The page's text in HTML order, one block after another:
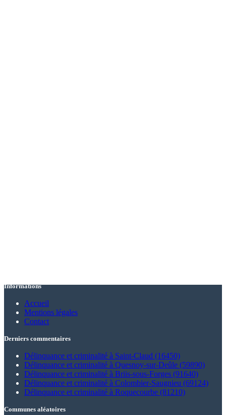
Informations
Accueil
Mentions légales
Contact
Derniers commentaires
Délinquance et criminalité à Saint-Claud (16450)
Délinquance et criminalité à Quesnoy-sur-Deûle (59890)
Délinquance et criminalité à Briis-sous-Forges (91640)
Délinquance et criminalité à Colombier-Saugnieu (69124)
Délinquance et criminalité à Roquecourbe (81210)
Communes aléatoires